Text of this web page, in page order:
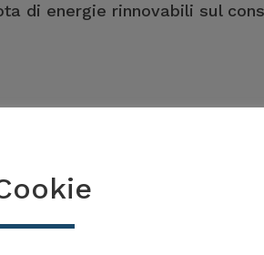
di energie rinnovabili sul
della